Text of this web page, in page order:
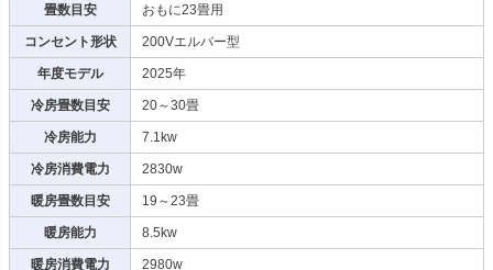
畳数目安 おもに23畳用
コンセント形状 200Vエルバー型
年度モデル 2025年
冷房畳数目安 20～30畳
冷房能力 7.1kw
冷房消費電力 2830w
暖房畳数目安 19～23畳
暖房能力 8.5kw
暖房消費電力 2980w